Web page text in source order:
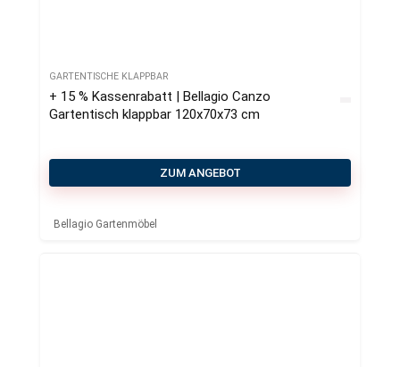
GARTENTISCHE KLAPPBAR
+ 15 % Kassenrabatt | Bellagio Canzo
Gartentisch klappbar 120x70x73 cm
ZUM ANGEBOT
Bellagio Gartenmöbel